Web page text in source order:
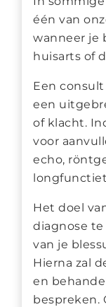
één van
wanneer je
huisarts of
Een
een
of klacht.
voor
echo,
Het doel
diagnose
van je
Hierna zal
en
bespreken.